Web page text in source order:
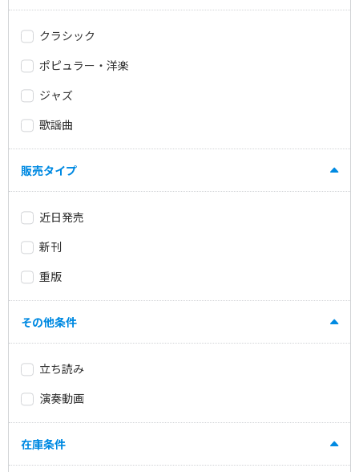
クラシック
ポピュラー・洋楽
ジャズ
歌謡曲
販売タイプ
近日発売
新刊
重版
その他条件
立ち読み
演奏動画
在庫条件